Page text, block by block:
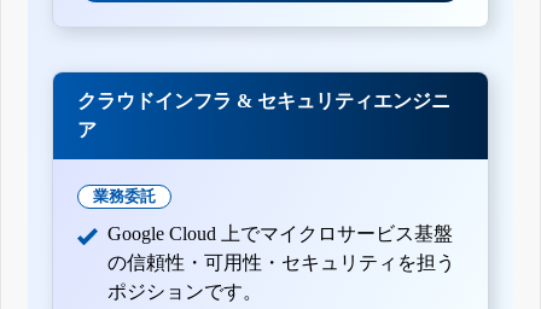
クラウドインフラ & セキュリティエンジニ
ア
業務委託
Google Cloud 上でマイクロサービス基盤
の信頼性・可用性・セキュリティを担う
ポジションです。